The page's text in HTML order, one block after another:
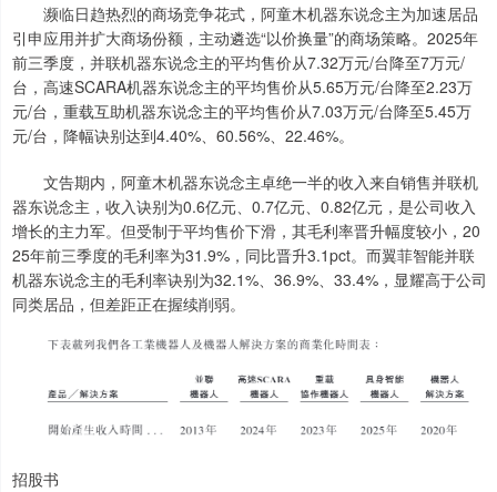
濒临日趋热烈的商场竞争花式，阿童木机器东说念主为加速居品
引申应用并扩大商场份额，主动遴选“以价换量”的商场策略。2025年
前三季度，并联机器东说念主的平均售价从7.32万元/台降至7万元/
台，高速SCARA机器东说念主的平均售价从5.65万元/台降至2.23万
元/台，重载互助机器东说念主的平均售价从7.03万元/台降至5.45万
元/台，降幅诀别达到4.40%、60.56%、22.46%。
文告期内，阿童木机器东说念主卓绝一半的收入来自销售并联机
器东说念主，收入诀别为0.6亿元、0.7亿元、0.82亿元，是公司收入
增长的主力军。但受制于平均售价下滑，其毛利率晋升幅度较小，20
25年前三季度的毛利率为31.9%，同比晋升3.1pct。而翼菲智能并联
机器东说念主的毛利率诀别为32.1%、36.9%、33.4%，显耀高于公司
同类居品，但差距正在握续削弱。
招股书